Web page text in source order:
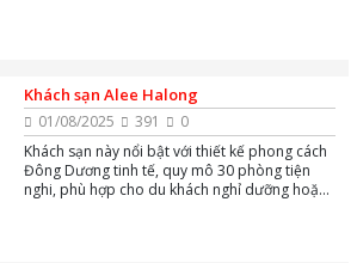
Khách sạn Alee Halong
01/08/2025 391
0
Khách sạn này nổi bật với thiết kế phong cách
Đông Dương tinh tế, quy mô 30 phòng tiện
nghi, phù hợp cho du khách nghỉ dưỡng hoặc